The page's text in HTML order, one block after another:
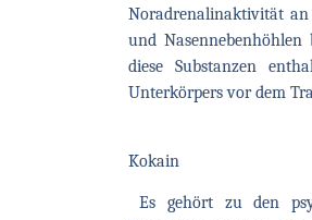
Noradrenalinaktivität an
und
diese Substanzen
Unterkörpers vor dem
Kokain
Es gehört zu den